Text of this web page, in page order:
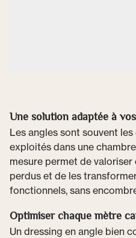
Une solution adaptée à
Les angles sont souvent
exploités dans une
mesure permet de
perdus et de les
fonctionnels, sans
Optimiser chaque mètre
Un dressing en angle bien